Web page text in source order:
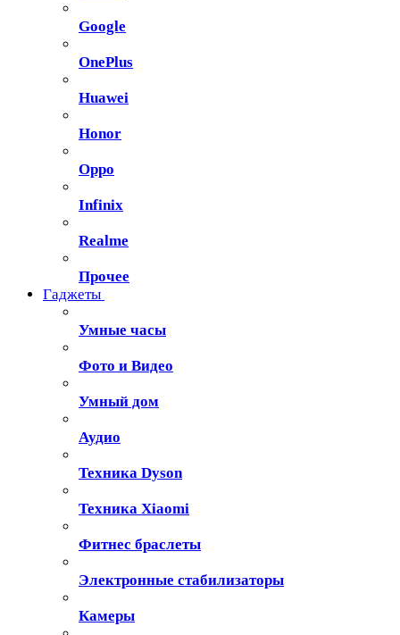
Google
OnePlus
Huawei
Honor
Oppo
Infinix
Realme
Прочее
Гаджеты
Умные часы
Фото и Видео
Умный дом
Аудио
Техника Dyson
Техника Xiaomi
Фитнес браслеты
Электронные стабилизаторы
Камеры